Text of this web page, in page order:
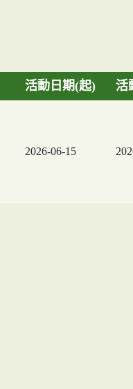
活動日期(起) 活
2026-06-15